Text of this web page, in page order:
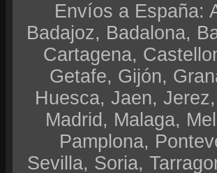
Envíos a España:
Badajoz, Badalona,
Cartagena,
Getafe, Gijón,
Huesca, Jaen,
Madrid, Malaga,
Pamplona,
Sevilla, Soria,